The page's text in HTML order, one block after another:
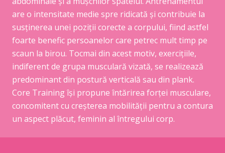
are o intensitate medie spre ridicată și contribuie la
susținerea unei poziții corecte a corpului, fiind astfel
foarte benefic persoanelor care petrec mult timp pe
scaun la birou. Tocmai din acest motiv, exercițiile,
indiferent de grupa musculară vizată, se realizează
predominant din postură verticală sau din plank.
Core Training își propune întărirea forței musculare,
concomitent cu creșterea mobilității pentru a contura
un aspect plăcut, feminin al întregului corp.